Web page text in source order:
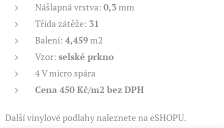
Nášlapná vrstva: 0,3mm
Třída zátěže: 31
Balení: 4,459m2
Vzor: selské prkno
4 V micro spára
Cena 450 Kč/m2 bez DPH
Další vinylové podlahy naleznete na eSHOPU.